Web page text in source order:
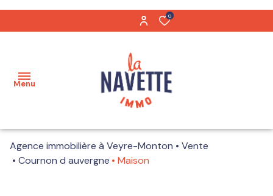
0
Menu
Acheter
Agence immobilière à Veyre-Monton
Vente
Cournon d auvergne
Maison